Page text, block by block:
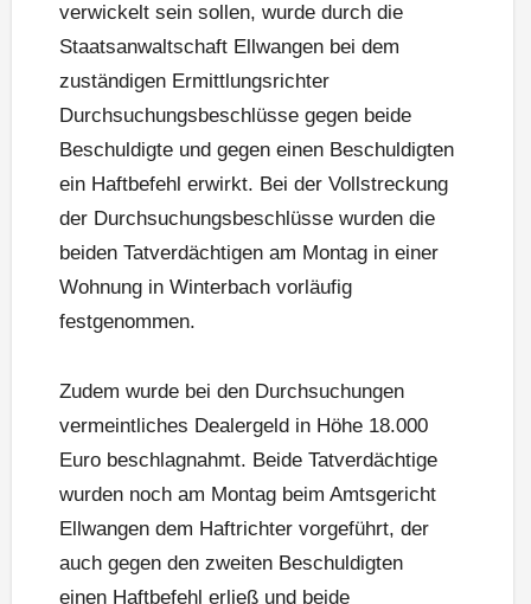
verwickelt sein sollen, wurde durch die
Staatsanwaltschaft Ellwangen bei dem
zuständigen Ermittlungsrichter
Durchsuchungsbeschlüsse gegen beide
Beschuldigte und gegen einen Beschuldigten
ein Haftbefehl erwirkt. Bei der Vollstreckung
der Durchsuchungsbeschlüsse wurden die
beiden Tatverdächtigen am Montag in einer
Wohnung in Winterbach vorläufig
festgenommen.
Zudem wurde bei den Durchsuchungen
vermeintliches Dealergeld in Höhe 18.000
Euro beschlagnahmt. Beide Tatverdächtige
wurden noch am Montag beim Amtsgericht
Ellwangen dem Haftrichter vorgeführt, der
auch gegen den zweiten Beschuldigten
einen Haftbefehl erließ und beide